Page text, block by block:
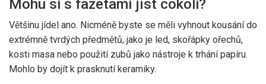
Mohu si s fazetami jíst cokoli?
Většinu jídel ano. Nicméně byste se měli vyhnout kousání do
extrémně tvrdých předmětů, jako je led, skořápky ořechů,
kosti masa nebo použití zubů jako nástroje k trhání papíru.
Mohlo by dojít k prasknutí keramiky.